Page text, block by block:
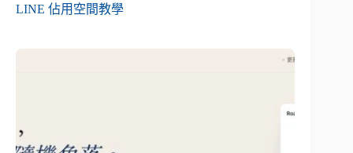
LINE 佔用空間教學